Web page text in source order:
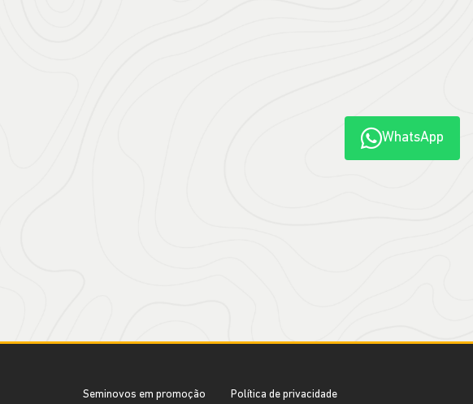
WhatsApp
Seminovos em promoção Política de privacidade